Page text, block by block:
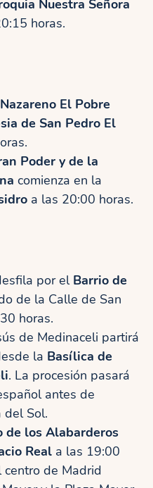
Nuestra Señora
horas.
El Pobre
de San Pedro El
Poder y de la
comienza en la
a las 20:00 horas.
por el Barrio de
de la Calle de San
horas.
de Medinaceli partirá
la Basílica de
. La procesión pasará
antes de
del Sol.
de los Alabarderos
Real a las 19:00
centro de Madrid